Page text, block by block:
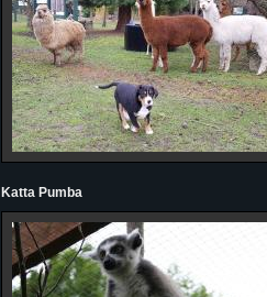
Katta Pumba